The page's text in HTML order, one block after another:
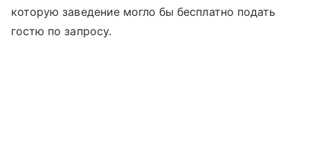
которую заведение могло бы бесплатно подать
гостю по запросу.